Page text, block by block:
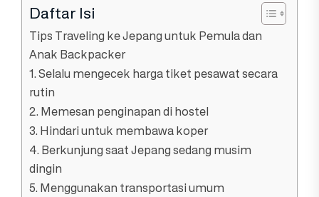
Daftar Isi
Tips Traveling ke Jepang untuk Pemula dan
Anak Backpacker
1. Selalu mengecek harga tiket pesawat secara
rutin
2. Memesan penginapan di hostel
3. Hindari untuk membawa koper
4. Berkunjung saat Jepang sedang musim
dingin
5. Menggunakan transportasi umum